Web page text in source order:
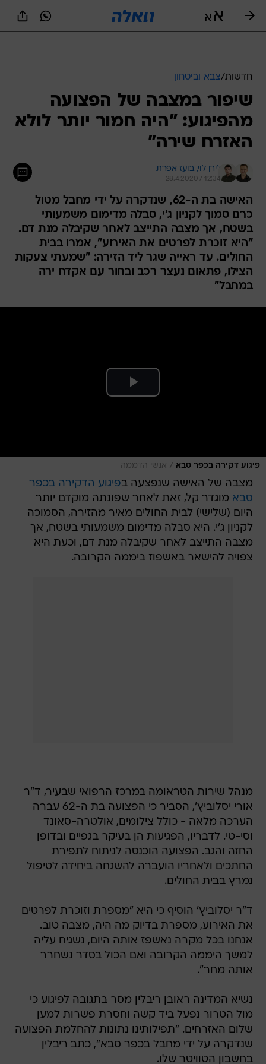
שיפור במצבה של הפצועה
מהפיגוע: "היה חמור יותר לולא
האזרח שירה"
לירן לוי, בועז אפרת
28.4.2020 / 12:34
האישה בת ה-62, שנדקרה על ידי מחבל מטול
כרם סמוך לקניון ג'י, סבלה מדימום משמעותי
בשטח, אך מצבה התייצב לאחר שקיבלה מנת דם.
"היא זוכרת לפרטים את האירוע", אמרו בבית
החולים. עד ראייה שגר ליד הזירה: "שמעתי צעקות
הצילו, פתאום נעצר רכב ובחור עם אקדח ירה
במחבל"
מצבה של האישה שנפצעה בפיגוע הדקירה בכפר
סבאמוגדר קל, זאת לאחר שפונתה מוקדם יותר
היום (שלישי) לבית החולים מאיר מהזירה, הסמוכה
לקניון ג'י. היא סבלה מדימום משמעותי בשטח, אך
מצבה התייצב לאחר שקיבלה מנת דם, וכעת היא
צפויה להישאר באשפוז ביממה הקרובה.
הערכה מלאה - כולל צילומים, אולטרה-סאונד
וסי-טי. לדבריו, הפגיעות הן בעיקר בגפיים ובדופן
החזה והגב. הפצועה הוכנסה לניתוח לתפירת
החתכים ולאחריו הועברה להשגחה ביחידה לטיפול
נמרץ בבית החולים.
ד"ר יסלוביץ' הוסיף כי היא "מספרת וזוכרת לפרטים
אנחנו בכל מקרה נאשפז אותה היום, נשגיח עליה
למשך היממה הקרובה ואם הכול בסדר נשחרר
אותה מחר".
נשיא המדינה ראובן ריבלין מסר בתגובה לפיגוע כי
שלום האזרחים. "תפילותינו נתונות להחלמת הפצועה
שנדקרה על ידי מחבל בכפר סבא", כתב ריבלין
בחשבון הטוויטר שלו.